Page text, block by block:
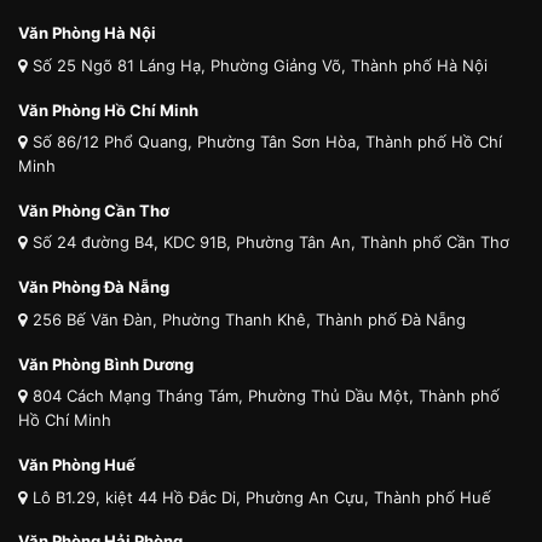
Văn Phòng Hà Nội
Số 25 Ngõ 81 Láng Hạ, Phường Giảng Võ, Thành phố Hà Nội
Văn Phòng Hồ Chí Minh
Số 86/12 Phổ Quang, Phường Tân Sơn Hòa, Thành phố Hồ Chí
Minh
Văn Phòng Cần Thơ
Số 24 đường B4, KDC 91B, Phường Tân An, Thành phố Cần Thơ
Văn Phòng Đà Nẵng
256 Bế Văn Đàn, Phường Thanh Khê, Thành phố Đà Nẵng
Văn Phòng Bình Dương
804 Cách Mạng Tháng Tám, Phường Thủ Dầu Một, Thành phố
Hồ Chí Minh
Văn Phòng Huế
Lô B1.29, kiệt 44 Hồ Đắc Di, Phường An Cựu, Thành phố Huế